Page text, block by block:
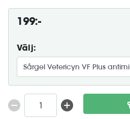
199:-
Välj: